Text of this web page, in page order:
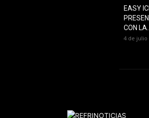
EASY
CON LA...
4 de julio